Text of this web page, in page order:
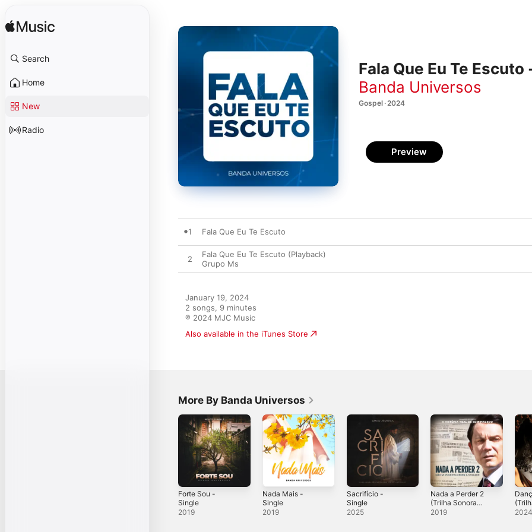
Search
Home
New
Radio
Fala Que Eu Te Escuto
Banda Universos
Gospel · 2024
Preview
1 Fala Que Eu Te Escuto
2
Fala Que Eu Te Escuto (Playback)
Grupo Ms
January 19, 2024
2 songs, 9 minutes
℗ 2024 MJC Music
Also available in the iTunes Store
More By Banda Universos
Forte Sou -
Single
2019
Nada Mais -
Single
2019
Sacrifício -
Single
2025
Nada a Perder 2
(Trilha Sonora
Original) - EP
2019 2024